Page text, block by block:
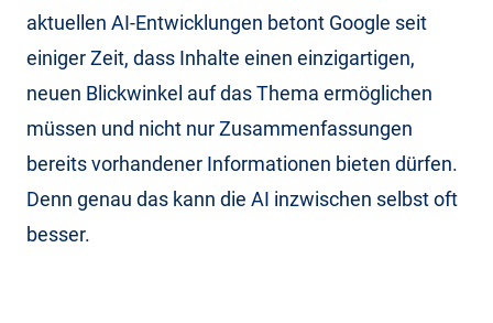
aktuellen AI-Entwicklungen betont Google seit
einiger Zeit, dass Inhalte einen einzigartigen,
neuen Blickwinkel auf das Thema ermöglichen
müssen und nicht nur Zusammenfassungen
bereits vorhandener Informationen bieten dürfen.
Denn genau das kann die AI inzwischen selbst oft
besser.